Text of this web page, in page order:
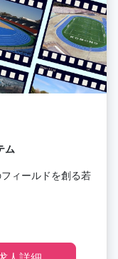
ム
ィールドを創る若